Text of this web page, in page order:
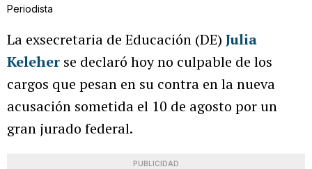
Periodista
La exsecretaria de Educación (DE) Julia
Keleher se declaró hoy no culpable de los
cargos que pesan en su contra en la nueva
acusación sometida el 10 de agosto por un
gran jurado federal.
PUBLICIDAD